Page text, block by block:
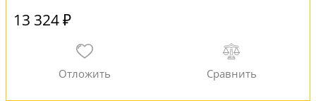
13 324 ₽